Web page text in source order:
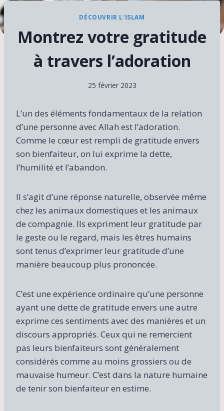
DÉCOUVRIR L'ISLAM
Montrez votre gratitude
à travers l’adoration
25 février 2023
L’un des éléments fondamentaux de la relation
d’une personne avec Allah est l’adoration.
Comme le cœur est rempli de gratitude envers
son bienfaiteur, on lui exprime la dette,
l’humilité et l’abandon.
Il s’agit d’une réponse naturelle, observée même
chez les animaux domestiques et les animaux
de compagnie. Ils expriment leur gratitude par
le geste ou le regard, mais les êtres humains
sont tenus d’exprimer leur gratitude d’une
manière beaucoup plus prononcée.
C’est une expérience ordinaire qu’une personne
ayant une dette de gratitude envers une autre
exprime ces sentiments avec des manières et un
discours appropriés. Ceux qui ne remercient
pas leurs bienfaiteurs sont généralement
considérés comme au moins grossiers ou de
mauvaise humeur. C’est dans la nature humaine
de tenir son bienfaiteur en estime.